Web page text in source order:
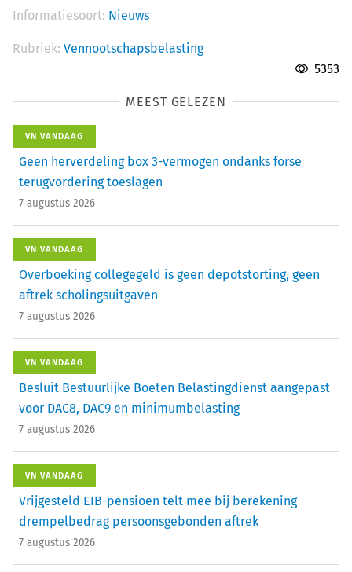
Informatiesoort: Nieuws
Rubriek: Vennootschapsbelasting
5353
MEEST GELEZEN
VN VANDAAG
Geen herverdeling box 3-vermogen ondanks forse
terugvordering toeslagen
7 augustus 2026
VN VANDAAG
Overboeking collegegeld is geen depotstorting, geen
aftrek scholingsuitgaven
7 augustus 2026
VN VANDAAG
Besluit Bestuurlijke Boeten Belastingdienst aangepast
voor DAC8, DAC9 en minimumbelasting
7 augustus 2026
VN VANDAAG
Vrijgesteld EIB-pensioen telt mee bij berekening
drempelbedrag persoonsgebonden aftrek
7 augustus 2026